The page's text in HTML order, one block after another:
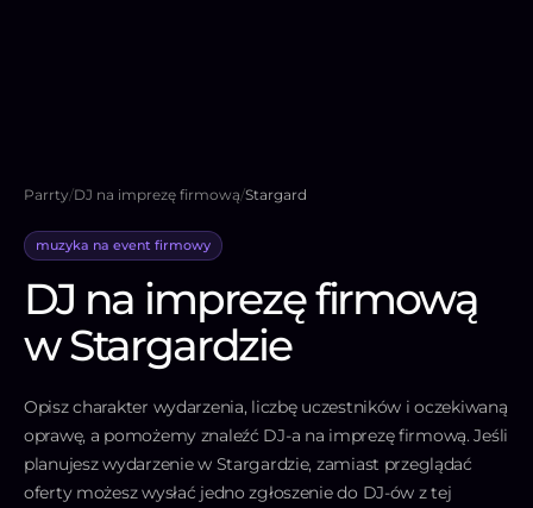
Parrty/DJ na imprezę firmową/Stargard
muzyka na event firmowy
DJ na imprezę firmową
w Stargardzie
Opisz charakter wydarzenia, liczbę uczestników i oczekiwaną
oprawę, a pomożemy znaleźć DJ-a na imprezę firmową. Jeśli
planujesz wydarzenie w Stargardzie, zamiast przeglądać
oferty możesz wysłać jedno zgłoszenie do DJ-ów z tej